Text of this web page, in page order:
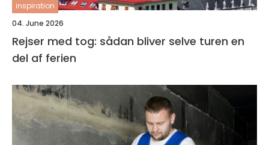
inspiration
04. June 2026
Rejser med tog: sådan bliver selve turen en
del af ferien